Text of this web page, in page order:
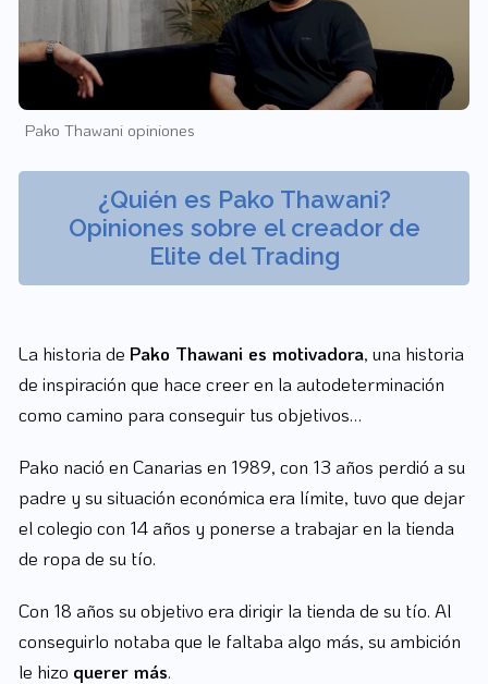
Pako Thawani opiniones
¿Quién es Pako Thawani?
Opiniones sobre el creador de
Elite del Trading
La historia de Pako Thawani es motivadora, una historia
de inspiración que hace creer en la autodeterminación
como camino para conseguir tus objetivos…
Pako nació en Canarias en 1989, con 13 años perdió a su
padre y su situación económica era límite, tuvo que dejar
el colegio con 14 años y ponerse a trabajar en la tienda
de ropa de su tío.
Con 18 años su objetivo era dirigir la tienda de su tío. Al
conseguirlo notaba que le faltaba algo más, su ambición
le hizo querer más.